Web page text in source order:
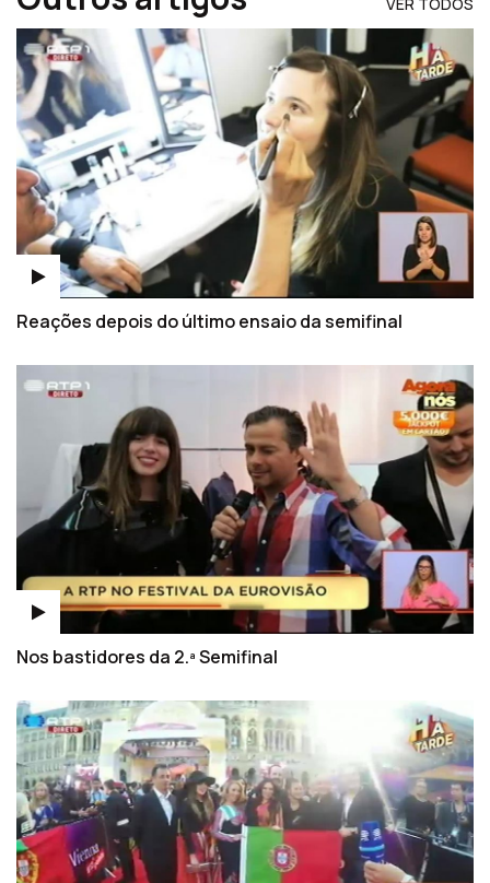
Reações depois do último ensaio da semifinal
Nos bastidores da 2.ª Semifinal